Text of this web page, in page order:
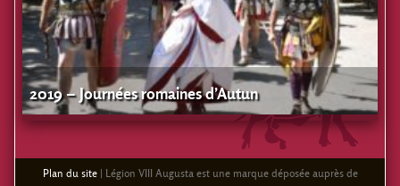
2019 – Journées romaines d’Autun
Plan du site| Légion VIII Augusta est une marque déposée auprès de